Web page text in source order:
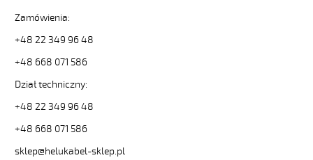
2x1,5
elastyczny
0,6/1kV
żyły
numerowane,
bezh.
Hekulabel
Zamówienia:
+48 22 349 96 48
+48 668 071 586
Dział techniczny:
+48 22 349 96 48
+48 668 071 586
sklep@helukabel-sklep.pl